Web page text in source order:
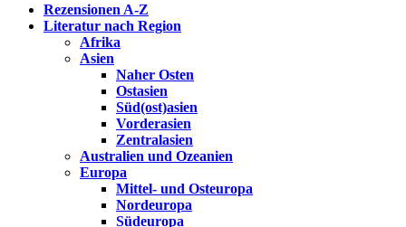
Rezensionen A-Z
Literatur nach Region
Afrika
Asien
Naher Osten
Ostasien
Süd(ost)asien
Vorderasien
Zentralasien
Australien und Ozeanien
Europa
Mittel- und Osteuropa
Nordeuropa
Südeuropa